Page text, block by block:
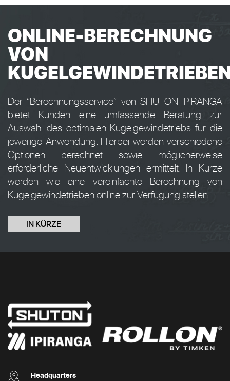
ONLINE-BERECHNUNG
VON
Der “Berechnungsservice” von SHUTON-IPIRANGA
bietet Kunden eine umfassende Beratung zur
Auswahl des optimalen Kugelgewindetriebs für die
jeweilige Anwendung. Hierbei werden verschiedene
Optionen berechnet sowie möglicherweise
erforderliche Neuentwicklungen ermittelt. In Kürze
werden wie eine vereinfachte Berechnung von
Kugelgewindetrieben online zur Verfügung stellen.
IN KÜRZE
Headquarters